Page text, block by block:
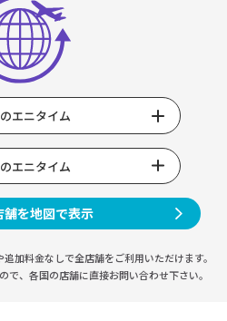
エニタイム
エニタイム
舗を地図で表示
追加料金なしで全店舗をご利用いただけます。
で、 各国の店舗に直接お問い合わせ下さい。